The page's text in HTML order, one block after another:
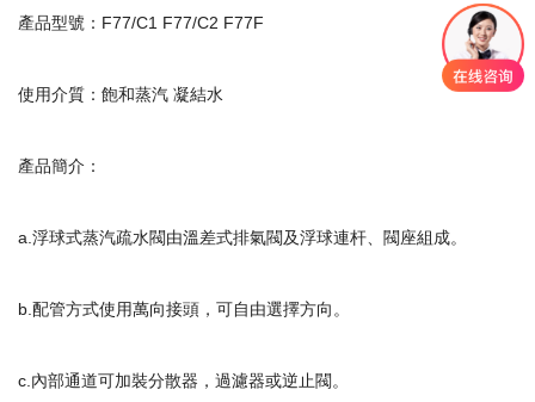
產品型號：F77/C1 F77/C2 F77F
使用介質：飽和蒸汽 凝結水
產品簡介：
a.浮球式蒸汽疏水閥由溫差式排氣閥及浮球連杆、閥座組成。
b.配管方式使用萬向接頭，可自由選擇方向。
c.內部通道可加裝分散器，過濾器或逆止閥。